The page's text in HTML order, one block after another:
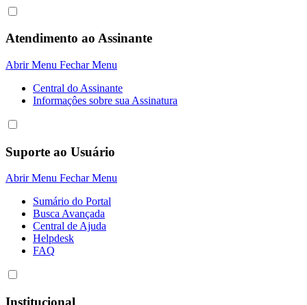
Atendimento ao Assinante
Abrir Menu Fechar Menu
Central do Assinante
Informaçôes sobre sua Assinatura
Suporte ao Usuário
Abrir Menu Fechar Menu
Sumário do Portal
Busca Avançada
Central de Ajuda
Helpdesk
FAQ
Institucional